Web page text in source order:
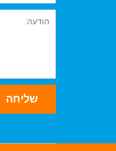
הודעה
שליחה